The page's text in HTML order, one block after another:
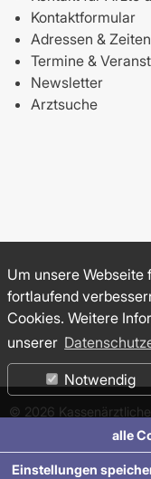
Kontaktformular
Adressen & Zeiten
Termine &
Newsletter
Arztsuche
© 2026
Um unsere Webseite
fortlaufend
Cookies. Weitere
unserer
Notwendig
alle
Einstellungen